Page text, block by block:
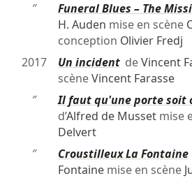
″
Funeral Blues – The
H. Auden mise en scène
conception Olivier Fredj
2017
Un incidentdeVincent
scèneVincent Farasse
″
Il faut qu'une porte soit
d’Alfred de Mussetmise
Delvert
″
Croustilleux La Fontaine
Fontainemise en scène